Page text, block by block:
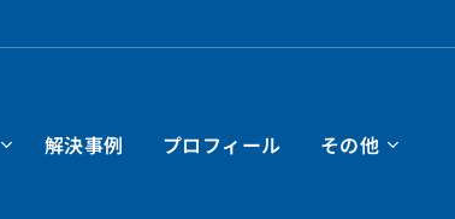
解決事例 プロフィール その他